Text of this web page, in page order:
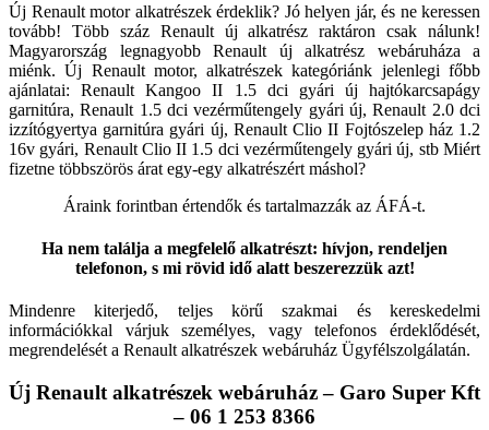
Új Renault motor alkatrészek érdeklik? Jó helyen jár, és ne keressen
tovább! Több száz Renault új alkatrész raktáron csak nálunk!
Magyarország legnagyobb Renault új alkatrész webáruháza a
miénk. Új Renault motor, alkatrészek kategóriánk jelenlegi főbb
ajánlatai: Renault Kangoo II 1.5 dci gyári új hajtókarcsapágy
garnitúra, Renault 1.5 dci vezérműtengely gyári új, Renault 2.0 dci
izzítógyertya garnitúra gyári új, Renault Clio II Fojtószelep ház 1.2
16v gyári, Renault Clio II 1.5 dci vezérműtengely gyári új, stb Miért
fizetne többszörös árat egy-egy alkatrészért máshol?
Áraink forintban értendők és tartalmazzák az ÁFÁ-t.
Ha nem találja a megfelelő alkatrészt: hívjon, rendeljen
telefonon, s mi rövid idő alatt beszerezzük azt!
Mindenre kiterjedő, teljes körű szakmai és kereskedelmi
információkkal várjuk személyes, vagy telefonos érdeklődését,
megrendelését a Renault alkatrészek webáruház Ügyfélszolgálatán.
Új Renault alkatrészek webáruház – Garo Super Kft
– 06 1 253 8366